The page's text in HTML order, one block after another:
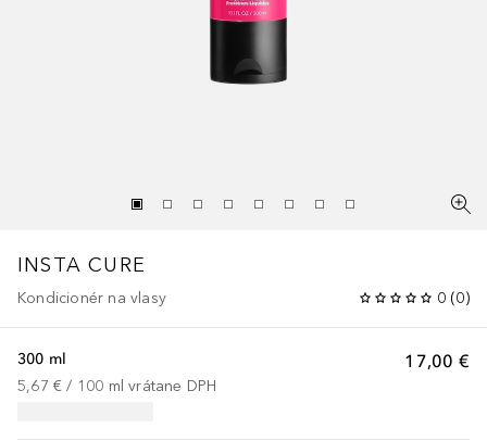
INSTA CURE
Kondicionér na vlasy 0 (0)
17,00 €
300 ml
5,67 € / 100 ml vrátane DPH